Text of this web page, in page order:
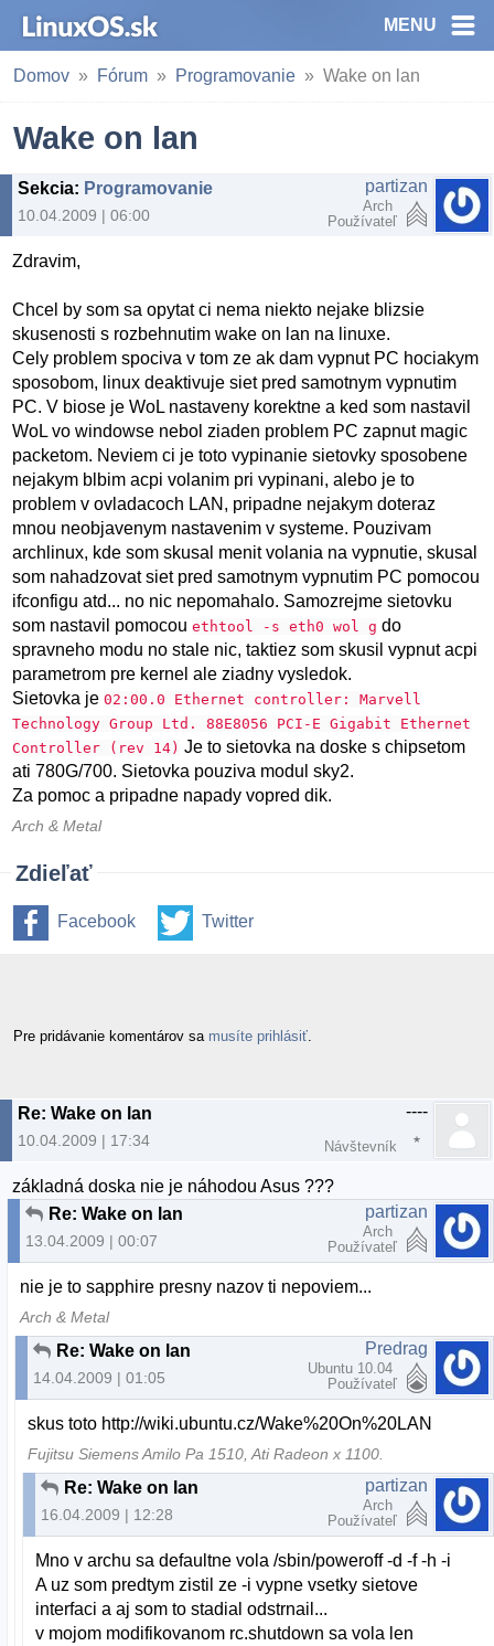
MENU
Domov Fórum Programovanie Wake on lan
Wake on lan
Sekcia: Programovanie
10.04.2009 | 06:00
partizan
Arch
Používateľ
Zdravim,
Chcel by som sa opytat ci nema niekto nejake blizsie
skusenosti s rozbehnutim wake on lan na linuxe.
Cely problem spociva v tom ze ak dam vypnut PC hociakym
sposobom, linux deaktivuje siet pred samotnym vypnutim
PC. V biose je WoL nastaveny korektne a ked som nastavil
WoL vo windowse nebol ziaden problem PC zapnut magic
packetom. Neviem ci je toto vypinanie sietovky sposobene
nejakym blbim acpi volanim pri vypinani, alebo je to
problem v ovladacoch LAN, pripadne nejakym doteraz
mnou neobjavenym nastavenim v systeme. Pouzivam
archlinux, kde som skusal menit volania na vypnutie, skusal
som nahadzovat siet pred samotnym vypnutim PC pomocou
ifconfigu atd... no nic nepomahalo. Samozrejme sietovku
som nastavil pomocouethtool -s eth0 wol g do
spravneho modu no stale nic, taktiez som skusil vypnut acpi
parametrom pre kernel ale ziadny vysledok.
Sietovka je02:00.0 Ethernet controller: Marvell
Technology Group Ltd. 88E8056 PCI-E Gigabit Ethernet
Controller (rev 14) Je to sietovka na doske s chipsetom
ati 780G/700. Sietovka pouziva modul sky2.
Za pomoc a pripadne napady vopred dik.
Arch & Metal
Zdieľať
Facebook Twitter
Pre pridávanie komentárov sa musíte prihlásiť
Re: Wake on lan
10.04.2009 | 17:34
----
Návštevník
základná doska nie je náhodou Asus ???
Re: Wake on lan
13.04.2009 | 00:07
partizan
Arch
Používateľ
nie je to sapphire presny nazov ti nepoviem...
Arch & Metal
Re: Wake on lan
14.04.2009 | 01:05
Predrag
Ubuntu 10.04
Používateľ
skus toto http://wiki.ubuntu.cz/Wake%20On%20LAN
Fujitsu Siemens Amilo Pa 1510, Ati Radeon x 1100.
Re: Wake on lan
16.04.2009 | 12:28
partizan
Arch
Používateľ
Mno v archu sa defaultne vola /sbin/poweroff -d -f -h -i
A uz som predtym zistil ze -i vypne vsetky sietove
interfaci a aj som to stadial odstrnail...
v mojom modifikovanom rc.shutdown sa vola len